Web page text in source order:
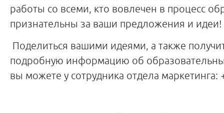
работы со всеми, кто вовлечен в процесс
признательны за ваши предложения и идеи!
Поделиться вашими идеями, а также
подробную информацию об
вы можете у сотрудника отдела маркетинга: